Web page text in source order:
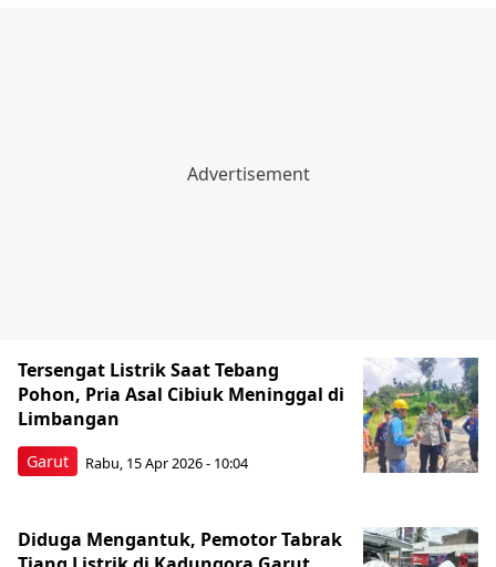
Garut
Tersengat Listrik Saat Tebang
Pohon, Pria Asal Cibiuk Meninggal di
Limbangan
Rabu, 15 Apr 2026 - 10:04
Diduga Mengantuk, Pemotor Tabrak